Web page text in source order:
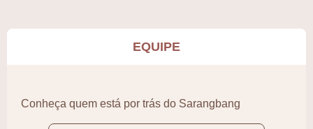
EQUIPE
Conheça quem está por trás do Sarangbang